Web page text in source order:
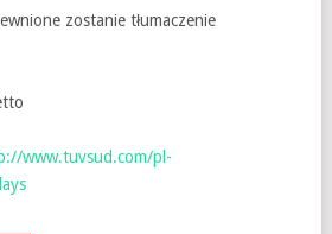
zostanie tłumaczenie
www.tuvsud.com/pl-